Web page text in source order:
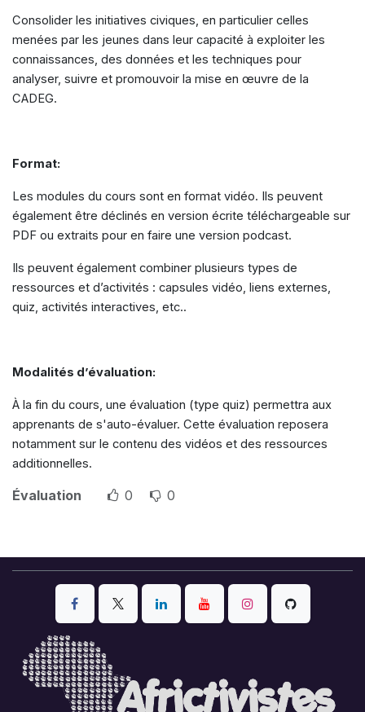
Consolider les initiatives civiques, en particulier celles
menées par les jeunes dans leur capacité à exploiter les
connaissances, des données et les techniques pour
analyser, suivre et promouvoir la mise en œuvre de la
CADEG.
Format:
Les modules du cours sont en format vidéo. Ils peuvent
également être déclinés en version écrite téléchargeable sur
PDF ou extraits pour en faire une version podcast.
Ils peuvent également combiner plusieurs types de
ressources et d’activités : capsules vidéo, liens externes,
quiz, activités interactives, etc..
Modalités d’évaluation:
À la fin du cours, une évaluation (type quiz) permettra aux
apprenants de s'auto-évaluer. Cette évaluation reposera
notamment sur le contenu des vidéos et des ressources
additionnelles.
Évaluation 0 0